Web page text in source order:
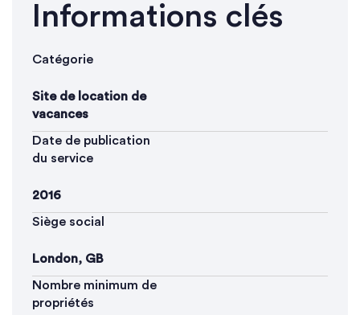
Informations clés
Catégorie
Site de location de
vacances
Date de publication
du service
2016
Siège social
London, GB
Nombre minimum de
propriétés